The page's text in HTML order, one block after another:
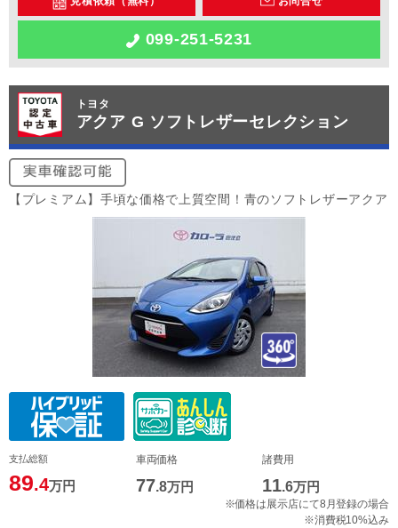
099-251-5231
トヨタ
アクア G ソフトレザーセレクション
【プレミアム】手頃な価格で上質空間！青のソフトレザーアクア
支払総額
89.4万円
車両価格
77.8万円
諸費用
11.6万円
※価格は展示店にて8月登録の場合
※消費税10%込み